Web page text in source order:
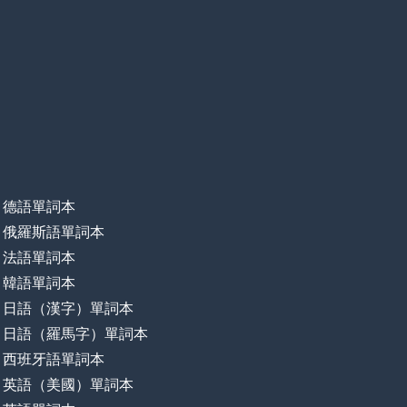
德語單詞本
俄羅斯語單詞本
法語單詞本
韓語單詞本
日語（漢字）單詞本
日語（羅馬字）單詞本
西班牙語單詞本
英語（美國）單詞本